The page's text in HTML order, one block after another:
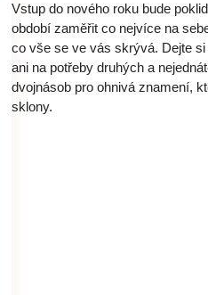
Vstup do nového roku bude
období zaměřit co nejvíce na
co vše se ve vás skrývá. Dejte
ani na potřeby druhých a
dvojnásob pro ohnivá znamení,
sklony.